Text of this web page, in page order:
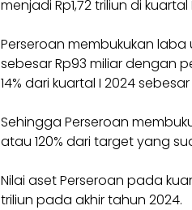
menjadi Rp1,72 triliun di kuartal
Perseroan membukukan laba
sebesar Rp93 miliar dengan
14% dari kuartal I 2024
Sehingga Perseroan
atau 120% dari target yang
Nilai aset Perseroan pada
triliun pada akhir tahun 2024.